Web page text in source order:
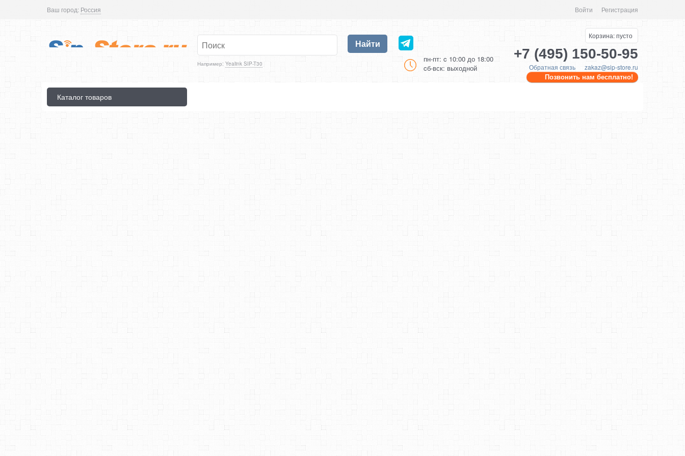
Ваш город: Россия Войти Регистрация
Например: Yealink SIP-T30
Найти
пн-пт: c 10:00 до 18:00
cб-вск: выходной
Корзина:пусто
+7 (495) 150-50-95
Обратная связь zakaz@sip-store.ru
Позвонить нам бесплатно!
Каталог товаров